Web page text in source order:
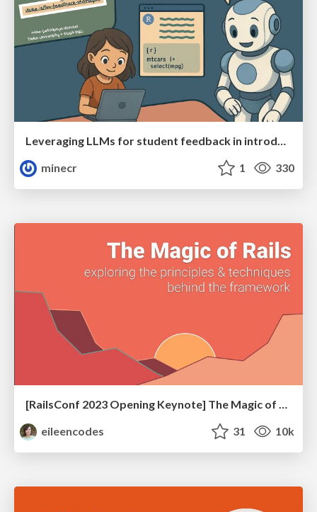
Leveraging LLMs for student feedback in introductory data science courses - posit::conf(2025)
minecr
1 330
[RailsConf 2023 Opening Keynote] The Magic of Rails
eileencodes
31 10k